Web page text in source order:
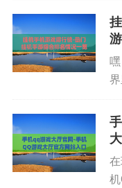
第二，下载速度很
天，那多影响心情
下载速度，让你能
下载一个小一点
能让你满意。
第三，游戏中心
们玩游戏是为了放